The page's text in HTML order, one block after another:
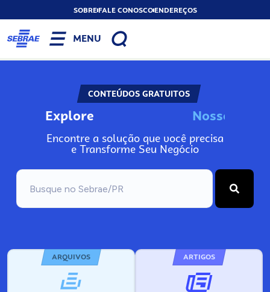
SOBREFALE CONOSCOENDEREÇOS
MENU
CONTEÚDOS GRATUITOS
Explore Nosso
Encontre a solução que você precisa
e Transforme Seu Negócio
ARQUIVOS ARTIGOS